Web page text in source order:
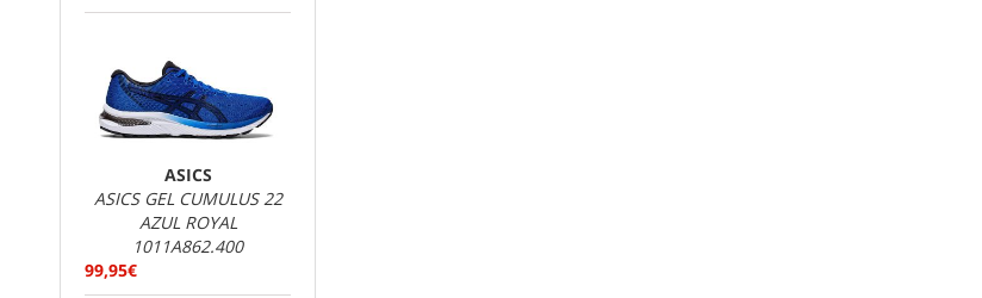
ASICS
ASICS GEL CUMULUS 22
AZUL ROYAL
1011A862.400
99,95€